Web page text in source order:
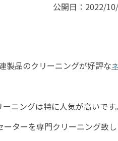
公開日：2022/
製品のクリーニングが好評な
ニングは特に人気が高いです。
ターを専門クリーニング致し